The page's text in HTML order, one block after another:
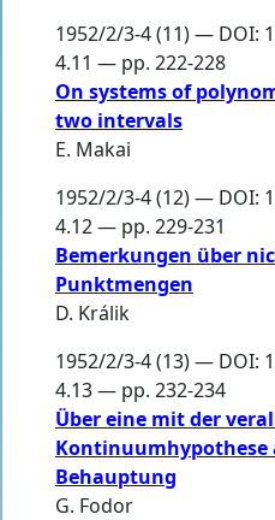
1952/2/3-4 (11) — DOI:
4.11 — pp. 222-228
On systems of
two intervals
E. Makai
1952/2/3-4 (12) — DOI:
4.12 — pp. 229-231
Bemerkungen über
Punktmengen
D. Králik
1952/2/3-4 (13) — DOI:
4.13 — pp. 232-234
Über eine mit der
Kontinuumhypothese
Behauptung
G. Fodor